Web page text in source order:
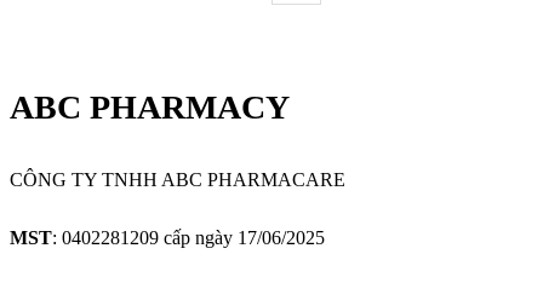
ABC PHARMACY
CÔNG TY TNHH ABC PHARMACARE
MST: 0402281209 cấp ngày 17/06/2025